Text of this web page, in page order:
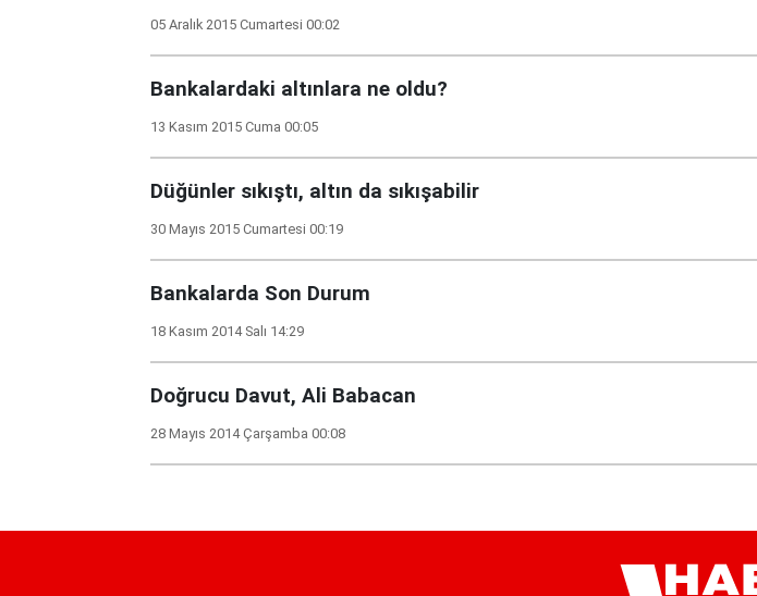
05 Aralık 2015 Cumartesi 00:02
Bankalardaki altınlara ne oldu?
13 Kasım 2015 Cuma 00:05
Düğünler sıkıştı, altın da sıkışabilir
30 Mayıs 2015 Cumartesi 00:19
Bankalarda Son Durum
18 Kasım 2014 Salı 14:29
Doğrucu Davut, Ali Babacan
28 Mayıs 2014 Çarşamba 00:08